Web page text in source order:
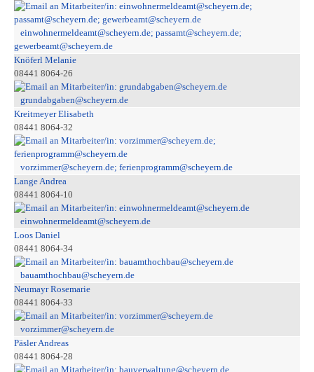
einwohnermeldeamt@scheyern.de; passamt@scheyern.de;
gewerbeamt@scheyern.de
Knöferl Melanie
08441 8064-26
grundabgaben@scheyern.de
Kreitmeyer Elisabeth
08441 8064-32
vorzimmer@scheyern.de; ferienprogramm@scheyern.de
Lange Andrea
08441 8064-10
einwohnermeldeamt@scheyern.de
Loos Daniel
08441 8064-34
bauamthochbau@scheyern.de
Neumayr Rosemarie
08441 8064-33
vorzimmer@scheyern.de
Päsler Andreas
08441 8064-28